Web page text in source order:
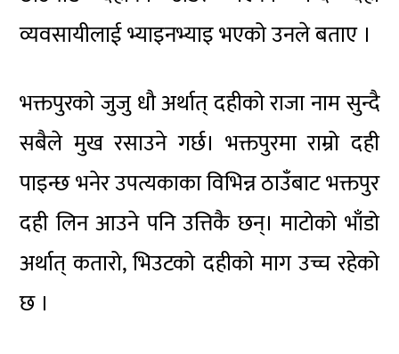
व्यवसायीलाई भ्याइनभ्याइ भएको उनले बताए ।
भक्तपुरको जुजु धौ अर्थात् दहीको राजा नाम सुन्दै
सबैले मुख रसाउने गर्छ। भक्तपुरमा राम्रो दही
पाइन्छ भनेर उपत्यकाका विभिन्न ठाउँबाट भक्तपुर
दही लिन आउने पनि उत्तिकै छन्। माटोको भाँडो
अर्थात् कतारो, भिउटको दहीको माग उच्च रहेको
छ ।